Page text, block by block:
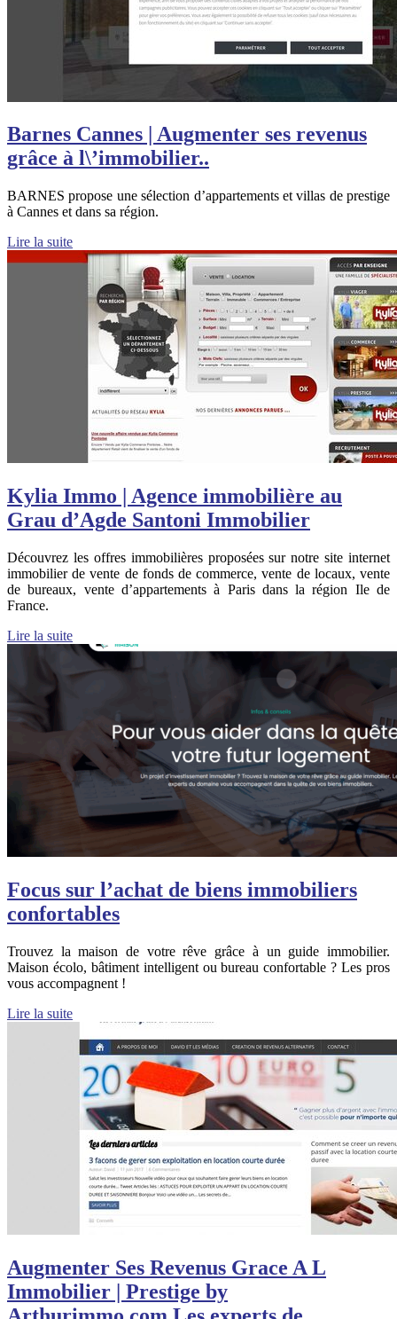
Barnes Cannes | Augmenter ses revenus
grâce à l\’immobilier..
BARNES propose une sélection d’appartements et villas de prestige
à Cannes et dans sa région.
Lire la suite
Kylia Immo | Agence immobilière au
Grau d’Agde Santoni Immobilier
Découvrez les offres immobilières proposées sur notre site internet
immobilier de vente de fonds de commerce, vente de locaux, vente
de bureaux, vente d’appartements à Paris dans la région Ile de
France.
Lire la suite
Focus sur l’achat de biens immobiliers
confortables
Trouvez la maison de votre rêve grâce à un guide immobilier.
Maison écolo, bâtiment intelligent ou bureau confortable ? Les pros
vous accompagnent !
Lire la suite
Augmenter Ses Revenus Grace A L
Immobilier | Prestige by